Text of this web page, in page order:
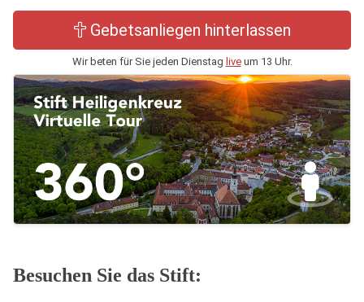
Gebetsanliegen hinterlassen
Wir beten für Sie jeden Dienstag liveum 13 Uhr.
Besuchen Sie das Stift: